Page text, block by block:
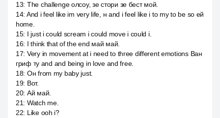
13: The challenge олсоу, зе стори зе бест мой.
14: And i feel like im very life, н and i feel like i to my to be so ей
home.
15: I just i could scream i could move i could i.
16: I think that of the end май май.
17: Very in movement at i need to three different emotions Ван
гриф ту and and being in love and free.
18: Он from my baby just.
19: Вот.
20: Ай май.
21: Watch me.
22: Like ooh i?